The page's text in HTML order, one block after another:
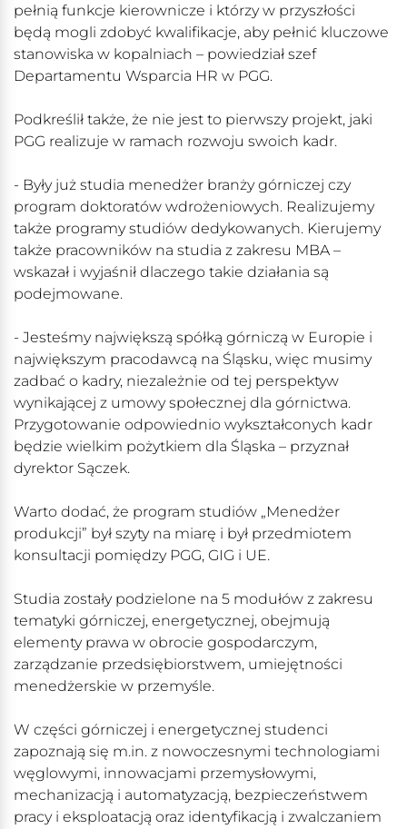
pełnią funkcje kierownicze i którzy w przyszłości
będą mogli zdobyć kwalifikacje, aby pełnić kluczowe
stanowiska w kopalniach – powiedział szef
Departamentu Wsparcia HR w PGG.
Podkreślił także, że nie jest to pierwszy projekt, jaki
PGG realizuje w ramach rozwoju swoich kadr.
- Były już studia menedżer branży górniczej czy
program doktoratów wdrożeniowych. Realizujemy
także programy studiów dedykowanych. Kierujemy
także pracowników na studia z zakresu MBA –
wskazał i wyjaśnił dlaczego takie działania są
podejmowane.
- Jesteśmy największą spółką górniczą w Europie i
największym pracodawcą na Śląsku, więc musimy
zadbać o kadry, niezależnie od tej perspektyw
wynikającej z umowy społecznej dla górnictwa.
Przygotowanie odpowiednio wykształconych kadr
będzie wielkim pożytkiem dla Śląska – przyznał
dyrektor Sączek.
Warto dodać, że program studiów „Menedżer
produkcji” był szyty na miarę i był przedmiotem
konsultacji pomiędzy PGG, GIG i UE.
Studia zostały podzielone na 5 modułów z zakresu
tematyki górniczej, energetycznej, obejmują
elementy prawa w obrocie gospodarczym,
zarządzanie przedsiębiorstwem, umiejętności
menedżerskie w przemyśle.
W części górniczej i energetycznej studenci
zapoznają się m.in. z nowoczesnymi technologiami
węglowymi, innowacjami przemysłowymi,
mechanizacją i automatyzacją, bezpieczeństwem
pracy i eksploatacją oraz identyfikacją i zwalczaniem